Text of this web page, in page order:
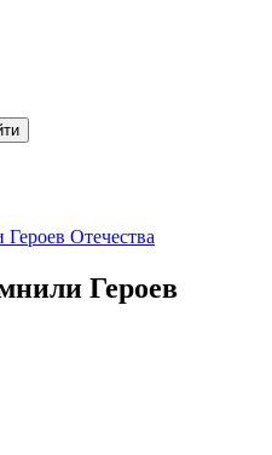
Отечества
Героев